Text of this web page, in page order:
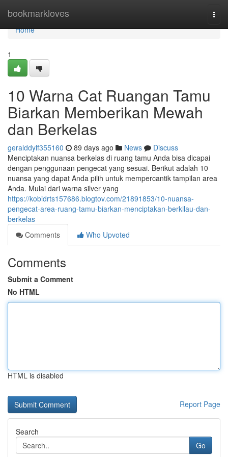
bookmarkloves
Home
Home
1
10 Warna Cat Ruangan Tamu
Biarkan Memberikan Mewah
dan Berkelas
geralddylf355160 89 days ago News
Discuss
Menciptakan nuansa berkelas di ruang tamu Anda bisa dicapai
dengan penggunaan pengecat yang sesuai. Berikut adalah 10
nuansa yang dapat Anda pilih untuk mempercantik tampilan area
Anda. Mulai dari warna silver yang
https://kobidrts157686.blogtov.com/21891853/10-nuansa-
pengecat-area-ruang-tamu-biarkan-menciptakan-berkilau-dan-
berkelas
Comments
Who Upvoted
Comments
Submit a Comment
No HTML
HTML is disabled
Report Page
Search
Go